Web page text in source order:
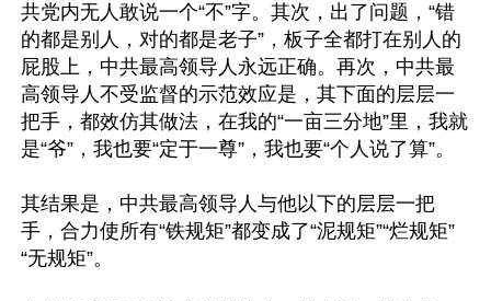
共党内无人敢说一个“不”字。其次，出了问题，“错
的都是别人，对的都是老子”，板子全都打在别人的
屁股上，中共最高领导人永远正确。再次，中共最
高领导人不受监督的示范效应是，其下面的层层一
把手，都效仿其做法，在我的“一亩三分地”里，我就
是“爷”，我也要“定于一尊”，我也要“个人说了算”。
其结果是，中共最高领导人与他以下的层层一把
手，合力使所有“铁规矩”都变成了“泥规矩”“烂规矩”
“无规矩”。